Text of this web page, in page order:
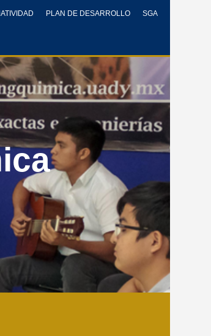
PLAN DE DESARROLLO SGA